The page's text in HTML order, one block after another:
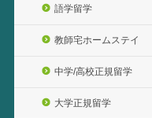
語学留学
教師宅ホームステイ
中学/高校正規留学
大学正規留学